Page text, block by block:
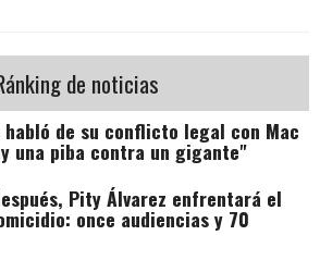
de noticias
habló de su conflicto legal con Mac
una piba contra un gigante"
Pity Álvarez enfrentará el
once audiencias y 70